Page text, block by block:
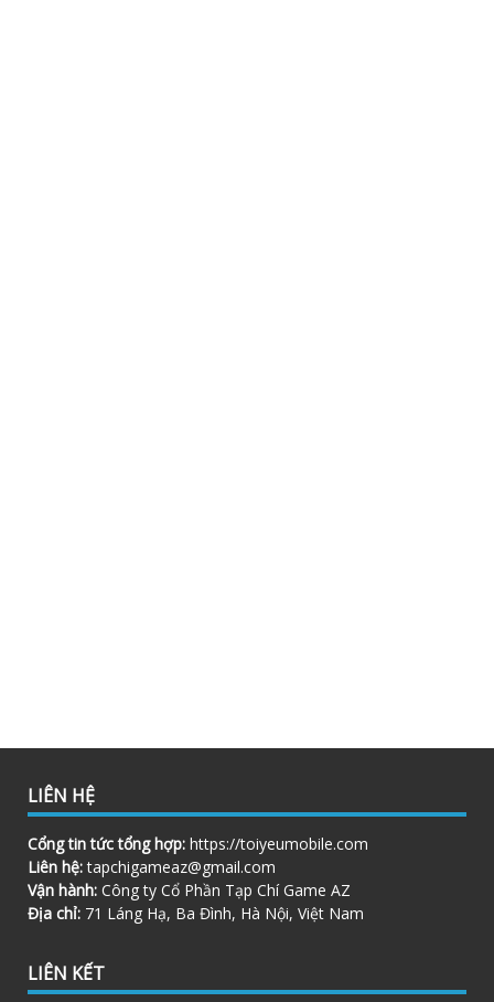
LIÊN HỆ
Cổng tin tức tổng hợp: https://toiyeumobile.com
Liên hệ:tapchigameaz@gmail.com
Vận hành: Công ty Cổ Phần Tạp Chí Game AZ
Địa chỉ: 71 Láng Hạ, Ba Đình, Hà Nội, Việt Nam
LIÊN KẾT